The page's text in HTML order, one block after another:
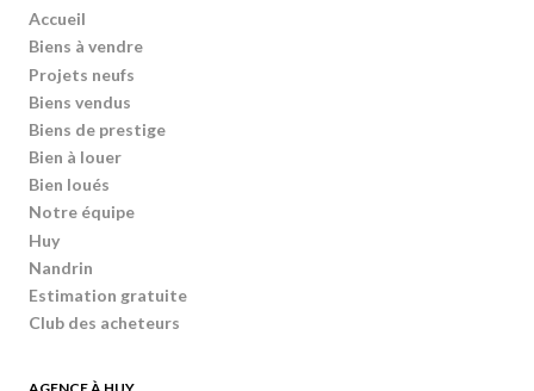
Accueil
Biens à vendre
Projets neufs
Biens vendus
Biens de prestige
Bien à louer
Bien loués
Notre équipe
Huy
Nandrin
Estimation gratuite
Club des acheteurs